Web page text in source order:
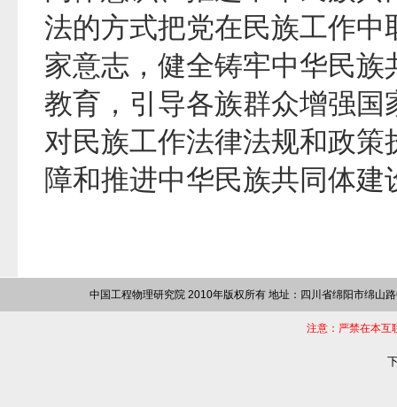
法的方式把党在民族工作
家意志，健全铸牢中华民
教育，引导各族群众增强
对民族工作法律法规和政
障和推进中华民族共同体建
中国工程物理研究院 2010年版权所有 地址：四川省绵阳市绵山
注意：严禁在本互